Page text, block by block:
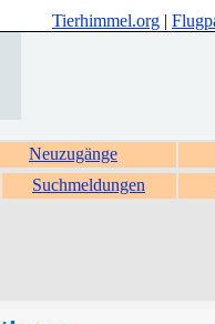
Tierhimmel.org |
Neuzugänge
Suchmeldungen